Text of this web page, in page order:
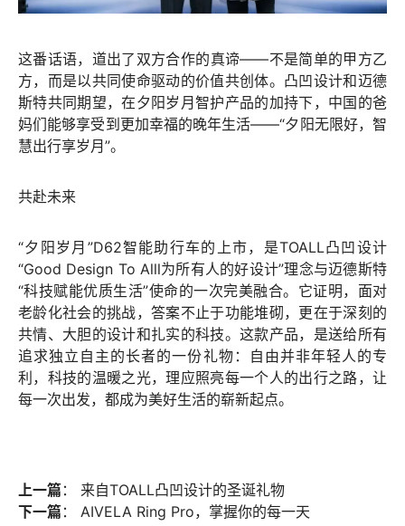
这番话语，道出了双方合作的真谛——不是简单的甲方乙
方，而是以共同使命驱动的价值共创体。凸凹设计和迈德
斯特共同期望，在夕阳岁月智护产品的加持下，中国的爸
妈们能够享受到更加幸福的晚年生活——“夕阳无限好，智
慧出行享岁月”。
共赴未来
“夕阳岁月”D62智能助行车的上市，是TOALL凸凹设计
“Good Design To Alll为所有人的好设计”理念与迈德斯特
“科技赋能优质生活”使命的一次完美融合。它证明，面对
老龄化社会的挑战，答案不止于功能堆砌，更在于深刻的
共情、大胆的设计和扎实的科技。这款产品，是送给所有
追求独立自主的长者的一份礼物：自由并非年轻人的专
利，科技的温暖之光，理应照亮每一个人的出行之路，让
每一次出发，都成为美好生活的崭新起点。
上一篇： 来自TOALL凸凹设计的圣诞礼物
下一篇： AIVELA Ring Pro，掌握你的每一天